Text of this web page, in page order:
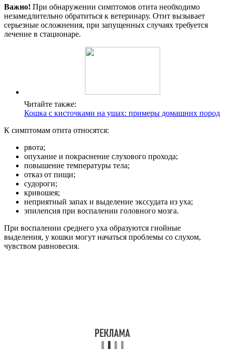
Важно! При обнаружении симптомов отита необходимо
незамедлительно обратиться к ветеринару. Отит вызывает
серьезные осложнения, при запущенных случаях требуется
лечение в стационаре.
Читайте также:
Кошка с кисточками на ушах: примеры домашних пород
К симптомам отита относятся:
рвота;
опухание и покраснение слухового прохода;
повышение температуры тела;
отказ от пищи;
судороги;
кривошея;
неприятный запах и выделение экссудата из уха;
эпилепсия при воспалении головного мозга.
При воспалении среднего уха образуются гнойные
выделения, у кошки могут начаться проблемы со слухом,
чувством равновесия.